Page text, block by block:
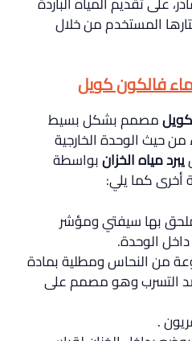
المستخدم من خلال
فالكون كويل
مصمم بشكل بسيط
حيث الوحدة الخارجية
يبرد مياه الخزانبواسطة
أخرى كما يلي:
ملحق بها سيفتي ومؤشر
الوحدة.
من النحاس ومطلية بمادة
التسرب وهو مصمم على
.